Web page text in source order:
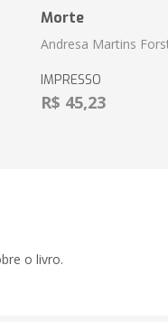
Morte
Andresa Martins
IMPRESSO
R$ 45,23
o livro.